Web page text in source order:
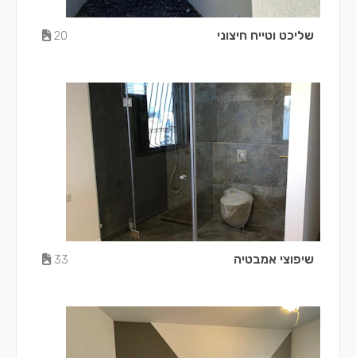
שליכט וטייח חיצוני 20
שיפוצי אמבטיה 33